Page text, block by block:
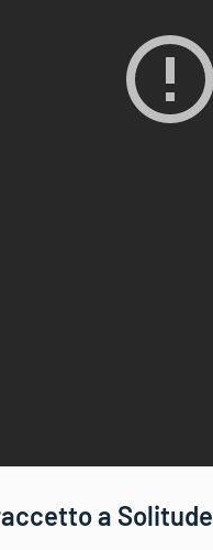
a Solitude